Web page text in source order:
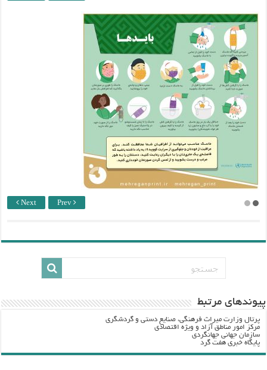
Next Prev
پيوندهاي مرتبط
پرتال وزارت ميراث فرهنگي، صنایع دستی و گردشگري
مرکز امور مناطق آزاد و ویژه اقتصادی
سازمان جهانی جهانگردی
پایگاه خبری هفت گرد